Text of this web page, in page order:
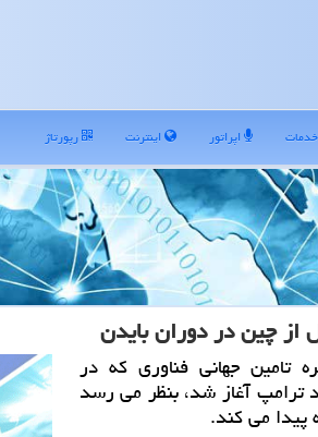
خدمات اپراتور اینترنت رپورتاژ
از چین در دوران بایدن
تامین جهانی فناوری كه در
ترامپ آغاز شد، بنظر می رسد
پیدا می كند.